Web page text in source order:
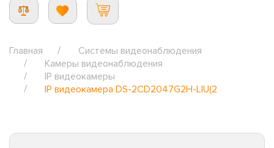
Главная
Системы видеонаблюдения
Камеры видеонаблюдения
IP видеокамеры
IP видеокамера DS-2CD2047G2H-LIU(2